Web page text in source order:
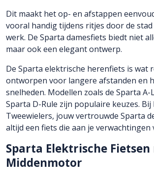
Dit maakt het op- en afstappen
vooral handig tijdens ritjes door de
werk. De Sparta damesfiets biedt niet
maar ook een elegant ontwerp.
De Sparta elektrische herenfiets is wat
ontworpen voor langere afstanden en
snelheden. Modellen zoals de Sparta A-
Sparta D-Rule zijn populaire keuzes. Bij
Tweewielers, jouw vertrouwde Sparta
altijd een fiets die aan je verwachtingen
Sparta Elektrische Fietsen
Middenmotor